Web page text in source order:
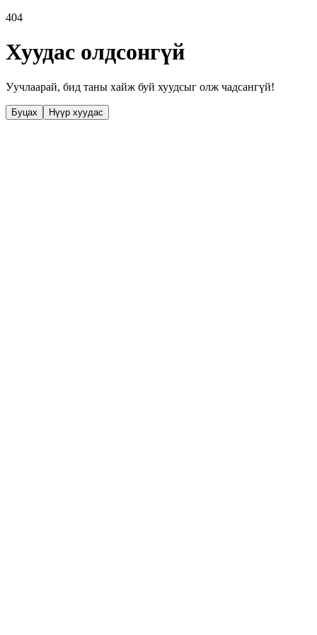
404
Хуудас олдсонгүй
Уучлаарай, бид таны хайж буй хуудсыг олж чадсангүй!
Буцах Нүүр хуудас